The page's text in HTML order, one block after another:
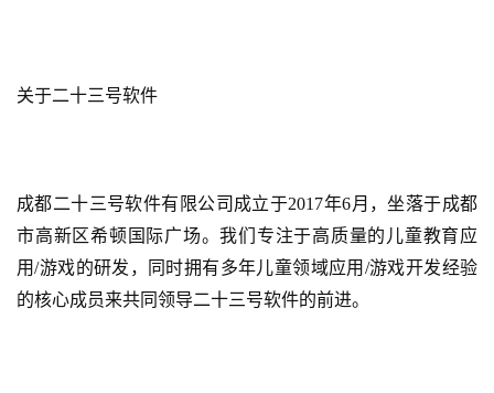
机
单
机
游
戏
关于二十三号软件
成都二十三号软件有限公司成立于2017年6月，坐落于成都
市高新区希顿国际广场。我们专注于高质量的儿童教育应
用/游戏的研发，同时拥有多年儿童领域应用/游戏开发经验
的核心成员来共同领导二十三号软件的前进。